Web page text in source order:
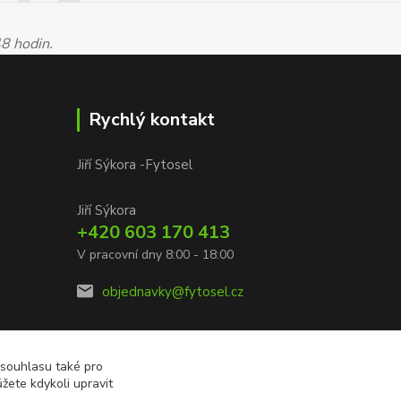
hodin.
Rychlý kontakt
Jiří Sýkora -Fytosel
Jiří Sýkora
+420 603 170 413
V pracovní dny 8:00 - 18:00
objednavky@fytosel.cz
také pro
kdykoli upravit